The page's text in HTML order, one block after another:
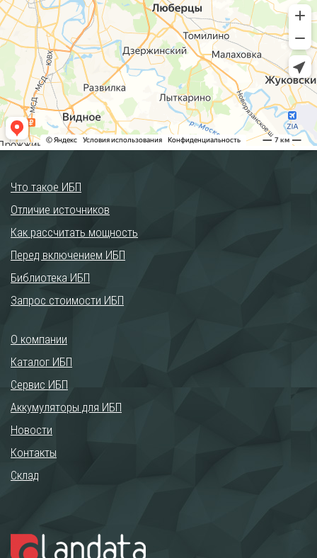
Что такое ИБП
Отличие источников
Как рассчитать мощность
Перед включением ИБП
Библиотека ИБП
Запрос стоимости ИБП
О компании
Каталог ИБП
Сервис ИБП
Аккумуляторы для ИБП
Новости
Контакты
Склад